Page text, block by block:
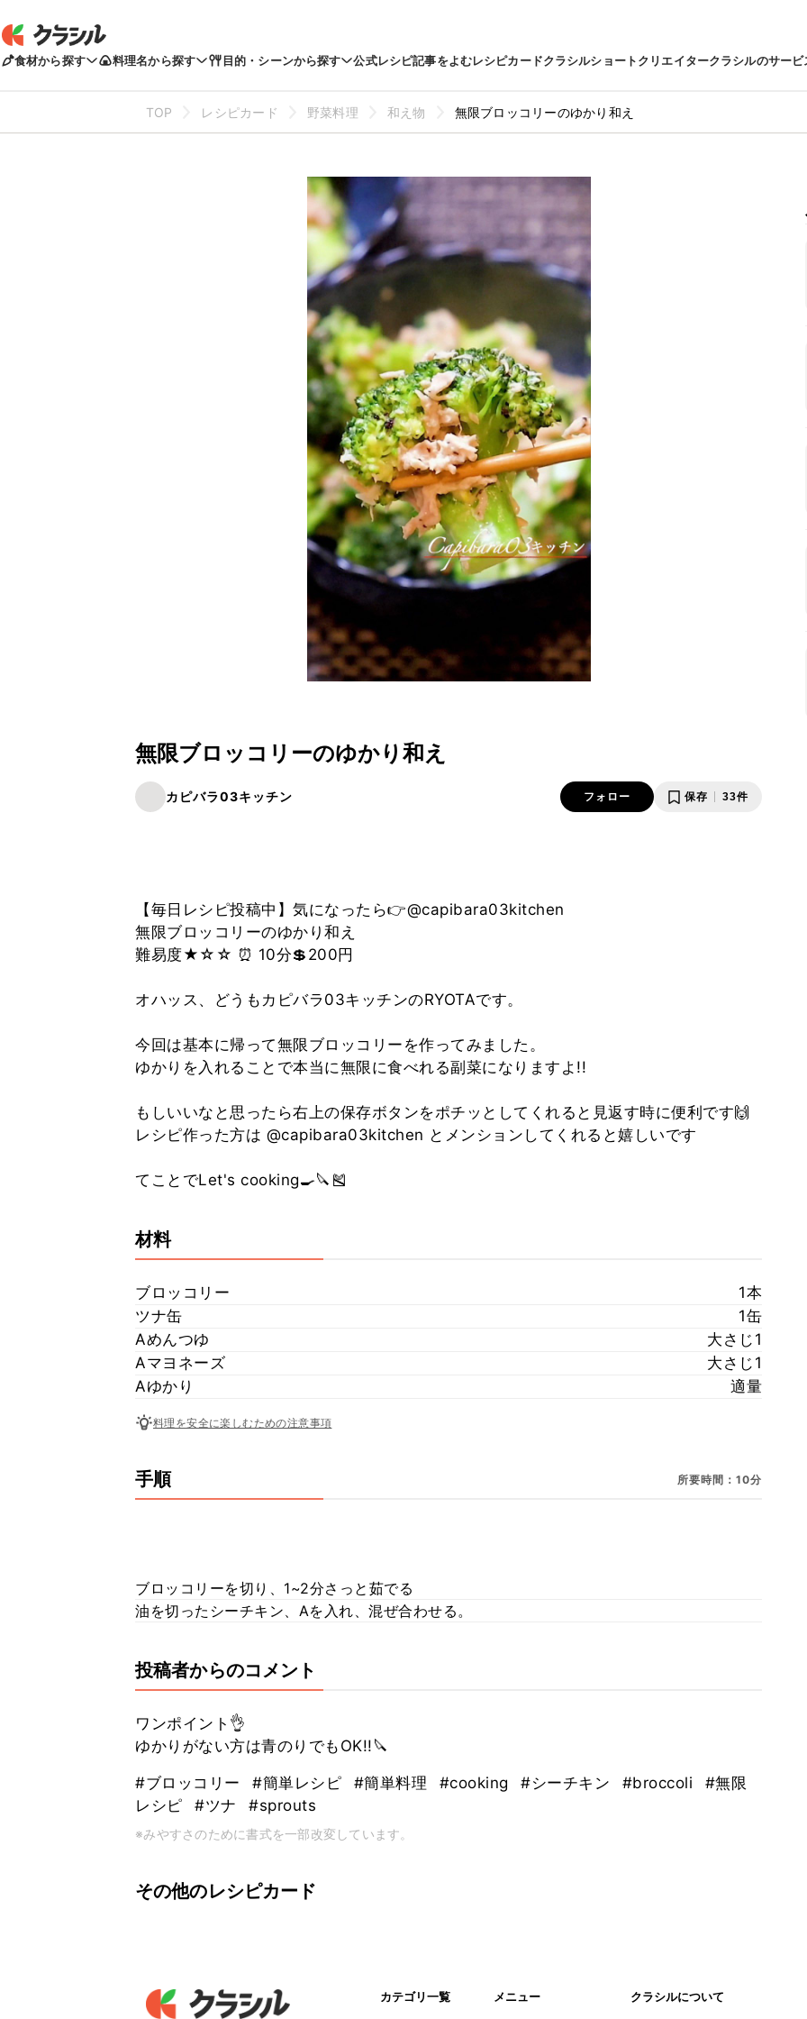
食材から探す 料理名から探す 目的・シーンから探す 公式レシピ記事をよむレシピカードクラシルショートクリエイタークラシルのサービ
TOP レシピカード 野菜料理 和え物 無限ブロッコリーのゆかり和え
無限ブロッコリーのゆかり和え
カピバラ03キッチン フォロー 保存 33件
【毎日レシピ投稿中】気になったら👉@capibara03kitchen
無限ブロッコリーのゆかり和え
難易度★☆☆ ⏰ 10分💲200円
オハッス、どうもカピバラ03キッチンのRYOTAです。
今回は基本に帰って無限ブロッコリーを作ってみました。
ゆかりを入れることで本当に無限に食べれる副菜になりますよ!!
もしいいなと思ったら右上の保存ボタンをポチッとしてくれると見返す時に便利です🙌
レシピ作った方は @capibara03kitchen とメンションしてくれると嬉しいです
てことでLet's cooking🍳🔪🎽
材料
ブロッコリー
1本
ツナ缶
1缶
Aめんつゆ
大さじ1
Aマヨネーズ
大さじ1
Aゆかり
適量
料理を安全に楽しむための注意事項
手順 所要時間：10分
ブロッコリーを切り、1~2分さっと茹でる
油を切ったシーチキン、Aを入れ、混ぜ合わせる。
投稿者からのコメント
ワンポイント👌
ゆかりがない方は青のりでもOK!!🔪
#ブロッコリー #簡単レシピ #簡単料理 #cooking #シーチキン #broccoli
#無限
レシピ
#ツナ #sprouts
※みやすさのために書式を一部改変しています。
その他のレシピカード
カテゴリ一覧 メニュー クラシルについて